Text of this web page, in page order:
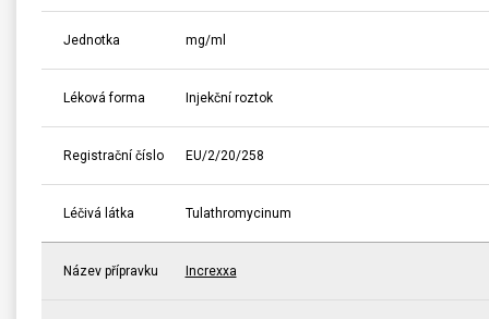
Jednotka mg/ml
Léková forma Injekční roztok
Registrační číslo EU/2/20/258
Léčivá látka Tulathromycinum
Název přípravku Increxxa